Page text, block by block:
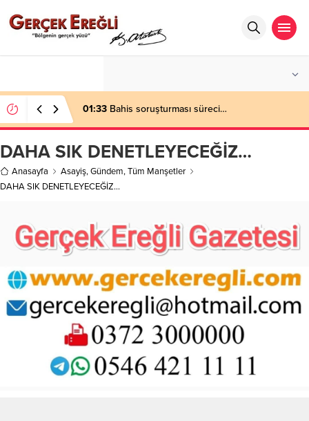
01:33 Bahis soruşturması süreci…
DAHA SIK DENETLEYECEĞİZ…
Anasayfa Asayiş,Gündem,Tüm Manşetler
DAHA SIK DENETLEYECEĞİZ…